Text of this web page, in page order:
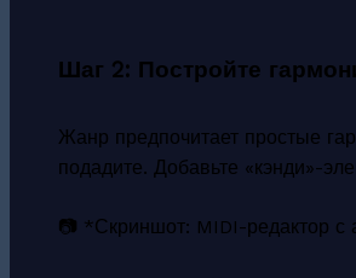
Шаг 2: Постройте
Жанр предпочитает простые
подадите. Добавьте «кэнди»-
📷 *Скриншот: MIDI-редактор с